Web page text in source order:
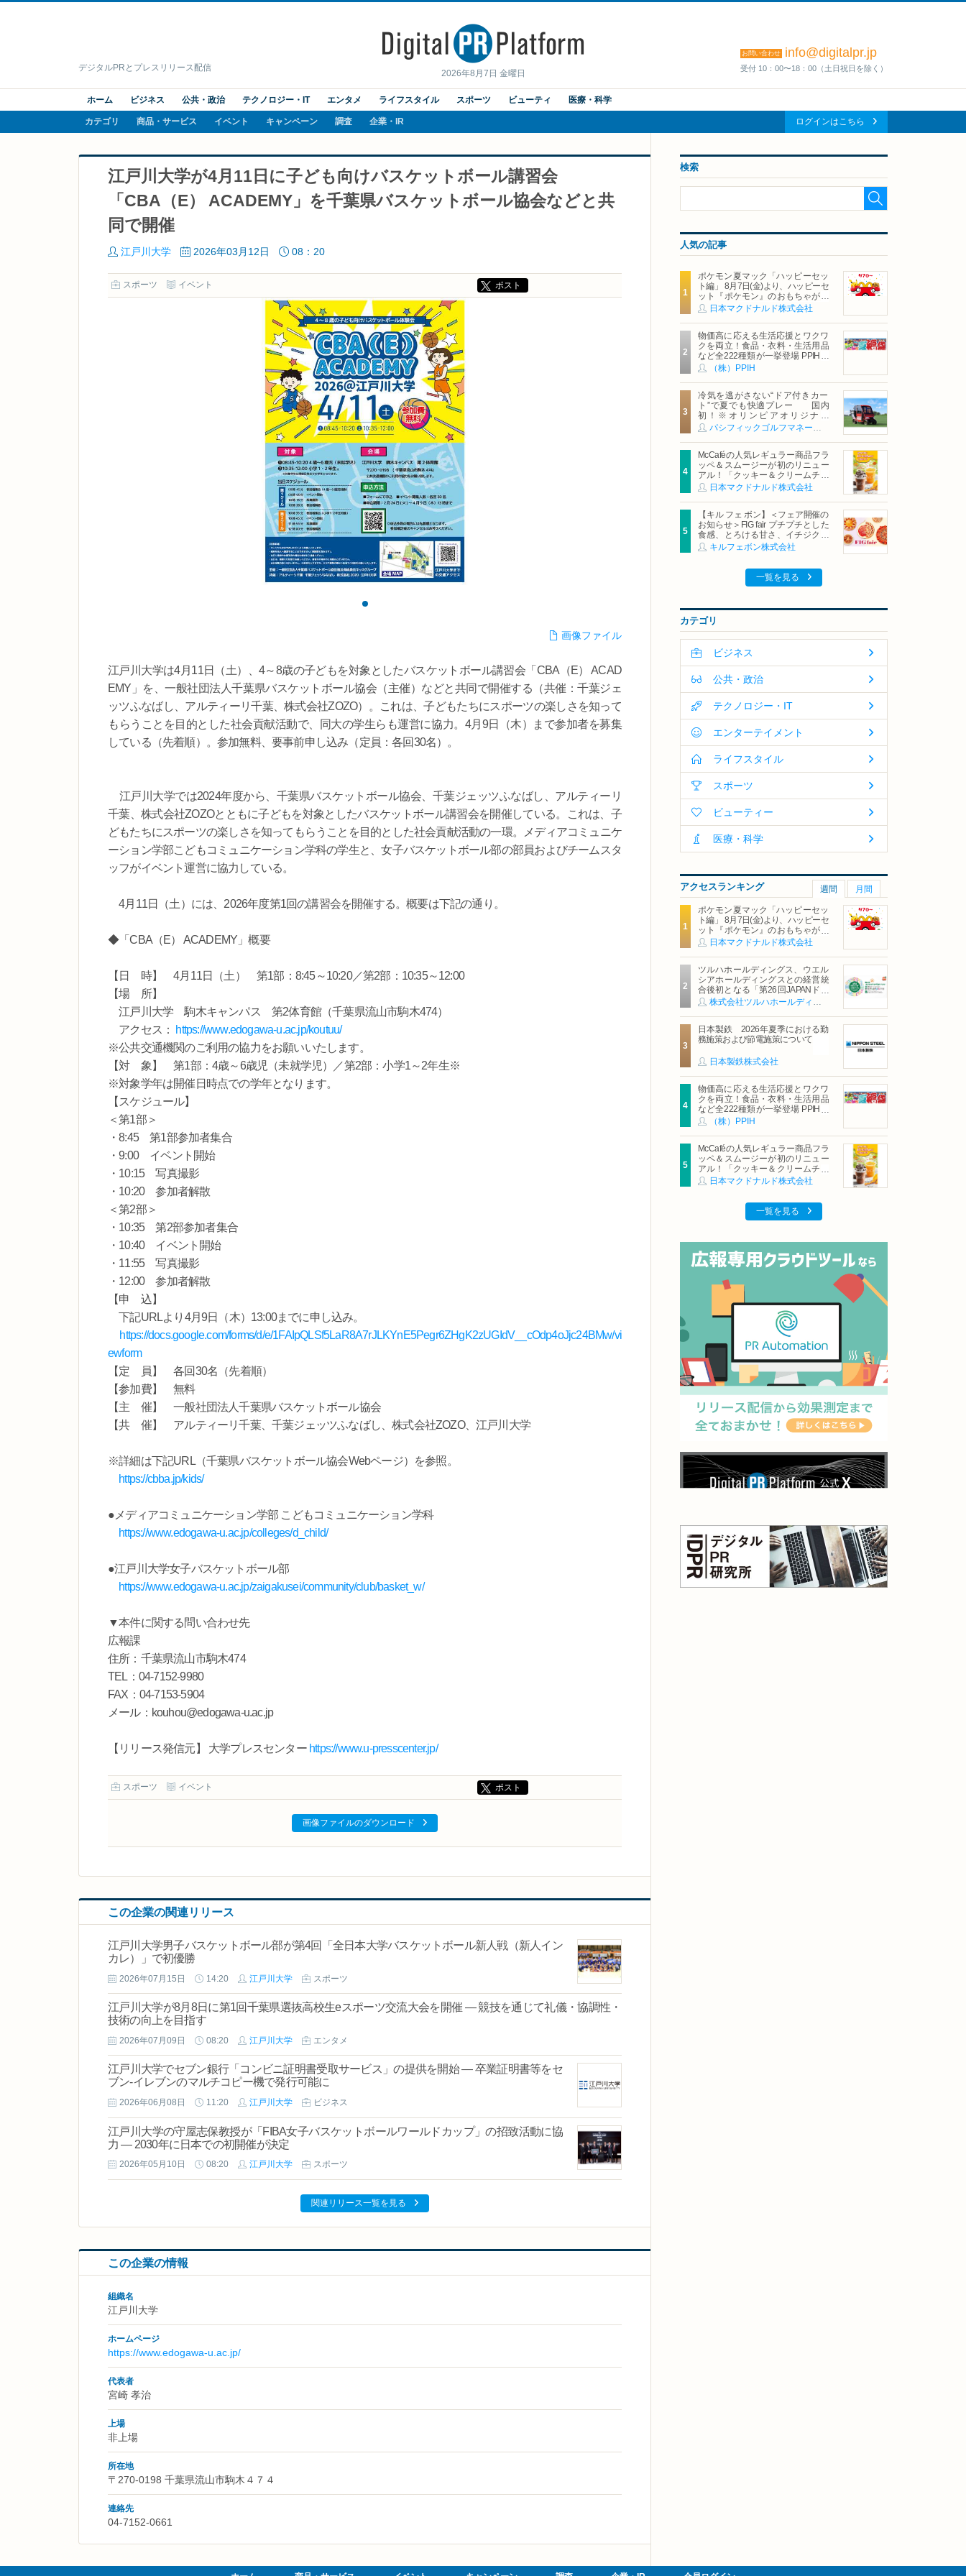
2026年8月7日 金曜日
デジタルPRとプレスリリース配信
お問い合わせ info@digitalpr.jp
受付 10：00〜18：00（土日祝日を除く）
ホーム ビジネス 公共・政治 テクノロジー・IT エンタメ ライフスタイル スポーツ ビューティ 医療・科学
カテゴリ 商品・サービス イベント キャンペーン 調査 企業・IR ログインはこちら
江戸川大学が4月11日に子ども向けバスケットボール講習会
「CBA（E） ACADEMY」を千葉県バスケットボール協会などと共
同で開催
江戸川大学 2026年03月12日 08：20
スポーツ イベント ポスト
画像ファイル
江戸川大学は4月11日（土）、4～8歳の子どもを対象としたバスケットボール講習会「CBA（E） ACAD
EMY」を、一般社団法人千葉県バスケットボール協会（主催）などと共同で開催する（共催：千葉ジェ
ッツふなばし、アルティーリ千葉、株式会社ZOZO）。これは、子どもたちにスポーツの楽しさを知って
もらうことを目的とした社会貢献活動で、同大の学生らも運営に協力。4月9日（木）まで参加者を募集
している（先着順）。参加無料、要事前申し込み（定員：各回30名）。
江戸川大学では2024年度から、千葉県バスケットボール協会、千葉ジェッツふなばし、アルティーリ
千葉、株式会社ZOZOとともに子どもを対象としたバスケットボール講習会を開催している。これは、子
どもたちにスポーツの楽しさを知ってもらうことを目的とした社会貢献活動の一環。メディアコミュニケ
ーション学部こどもコミュニケーション学科の学生と、女子バスケットボール部の部員およびチームスタ
ッフがイベント運営に協力している。
4月11日（土）には、2026年度第1回の講習会を開催する。概要は下記の通り。
◆「CBA（E） ACADEMY」概要
【日 時】 4月11日（土） 第1部：8:45～10:20／第2部：10:35～12:00
【場 所】
江戸川大学 駒木キャンパス 第2体育館（千葉県流山市駒木474）
アクセス： https://www.edogawa-u.ac.jp/koutuu/
※公共交通機関のご利用の協力をお願いいたします。
【対 象】 第1部：4歳～6歳児（未就学児）／第2部：小学1～2年生※
※対象学年は開催日時点での学年となります。
【スケジュール】
＜第1部＞
・8:45 第1部参加者集合
・9:00 イベント開始
・10:15 写真撮影
・10:20 参加者解散
＜第2部＞
・10:35 第2部参加者集合
・10:40 イベント開始
・11:55 写真撮影
・12:00 参加者解散
【申 込】
下記URLより4月9日（木）13:00までに申し込み。
https://docs.google.com/forms/d/e/1FAIpQLSf5LaR8A7rJLKYnE5Pegr6ZHgK2zUGIdV__cOdp4oJjc24BMw/vi
ewform
【定 員】 各回30名（先着順）
【参加費】 無料
【主 催】 一般社団法人千葉県バスケットボール協会
【共 催】 アルティーリ千葉、千葉ジェッツふなばし、株式会社ZOZO、江戸川大学
※詳細は下記URL（千葉県バスケットボール協会Webページ）を参照。
https://cbba.jp/kids/
●メディアコミュニケーション学部 こどもコミュニケーション学科
https://www.edogawa-u.ac.jp/colleges/d_child/
●江戸川大学女子バスケットボール部
https://www.edogawa-u.ac.jp/zaigakusei/community/club/basket_w/
▼本件に関する問い合わせ先
広報課
住所：千葉県流山市駒木474
TEL：04-7152-9980
FAX：04-7153-5904
メール：kouhou@edogawa-u.ac.jp
【リリース発信元】 大学プレスセンター https://www.u-presscenter.jp/
スポーツ イベント ポスト
画像ファイルのダウンロード
この企業の関連リリース
江戸川大学男子バスケットボール部が第4回「全日本大学バスケットボール新人戦（新人イン
カレ）」で初優勝
2026年07月15日 14:20 江戸川大学 スポーツ
江戸川大学が8月8日に第1回千葉県選抜高校生eスポーツ交流大会を開催 ― 競技を通じて礼儀・協調性・
技術の向上を目指す
2026年07月09日 08:20 江戸川大学 エンタメ
江戸川大学でセブン銀行「コンビニ証明書受取サービス」の提供を開始 ― 卒業証明書等をセ
ブン-イレブンのマルチコピー機で発行可能に
2026年06月08日 11:20 江戸川大学 ビジネス
江戸川大学の守屋志保教授が「FIBA女子バスケットボールワールドカップ」の招致活動に協
力 ― 2030年に日本での初開催が決定
2026年05月10日 08:20 江戸川大学 スポーツ
関連リリース一覧を見る
この企業の情報
組織名
江戸川大学
ホームページ
https://www.edogawa-u.ac.jp/
代表者
宮崎 孝治
上場
非上場
所在地
〒270-0198 千葉県流山市駒木４７４
連絡先
04-7152-0661
検索
人気の記事
ポケモン夏マック「ハッピーセッ
ト編」 8月7日(金)より、ハッピーセ
ット『ポケモン』のおもちゃが期
間限定登場
日本マクドナルド株式会社
物価高に応える生活応援とワクワ
クを両立！食品・衣料・生活用品
など全222種類が一挙登場 PPIHグ
ループ「夏福袋」＆セール 8月6日
(木)より順次スタート
（株）PPIH
冷気を逃がさない“ドア付きカー
ト”で夏でも快適プレー 国内
初！※オリンピアオリジナル
「AirCon Cart（エアコンカー
ト）」導入 | ＰＧＭ
McCaféの人気レギュラー商品フラ
ッペ＆スムージーが初のリニュー
アル！「クッキー＆クリームチョ
コフラッペ」「マンゴースムージ
ー」8月5日（水）から販売開始
日本マクドナルド株式会社
【キル フェ ボン】＜フェア開催の
お知らせ＞FIG fair プチプチとした
食感、とろける甘さ、イチジクの
魅力をたっぷりと。新作を含め、
イチジク尽くしの全4種が登場8月
キルフェボン株式会社
一覧を見る
カテゴリ
ビジネス
公共・政治
テクノロジー・IT
エンターテイメント
ライフスタイル
スポーツ
ビューティー
医療・科学
アクセスランキング 週間 月間
ポケモン夏マック「ハッピーセッ
ト編」 8月7日(金)より、ハッピーセ
ット『ポケモン』のおもちゃが期
間限定登場
日本マクドナルド株式会社
ツルハホールディングス、ウエル
シアホールディングスとの経営統
合後初となる「第26回JAPANドラ
ッグストアショー」に出展
株式会社ツルハホールディングス
日本製鉄 2026年夏季における勤
務施策および節電施策について
日本製鉄株式会社
物価高に応える生活応援とワクワ
クを両立！食品・衣料・生活用品
など全222種類が一挙登場 PPIHグ
ループ「夏福袋」＆セール 8月6日
（株）PPIH
McCaféの人気レギュラー商品フラ
ッペ＆スムージーが初のリニュー
アル！「クッキー＆クリームチョ
コフラッペ」「マンゴースムージ
日本マクドナルド株式会社
一覧を見る